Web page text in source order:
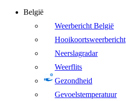
België
Weerbericht België
Hooikoortsweerbericht
Neerslagradar
Weerflits
Gezondheid
Gevoelstemperatuur